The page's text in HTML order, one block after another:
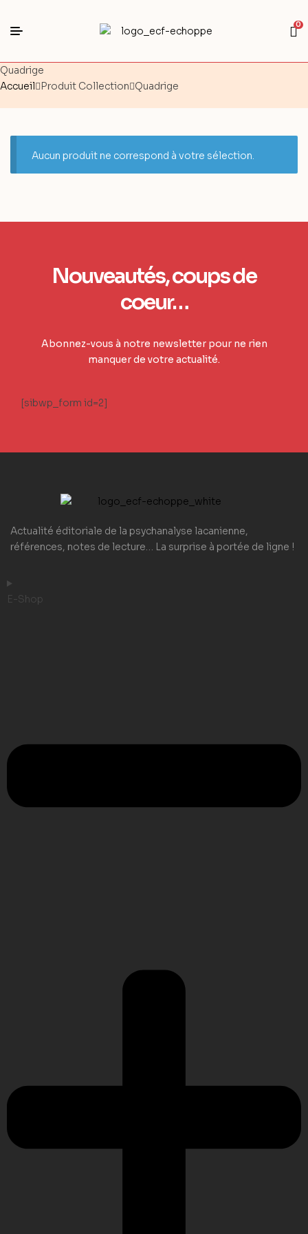
0
Quadrige
Accueil
Produit Collection Quadrige
Aucun produit ne correspond à votre sélection.
Nouveautés, coups de
coeur…
Abonnez-vous à notre newsletter pour ne rien
manquer de votre actualité.
[sibwp_form id=2]
Actualité éditoriale de la psychanalyse lacanienne,
références, notes de lecture… La surprise à portée de ligne !
E-Shop